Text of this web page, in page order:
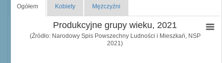
Ogółem Kobiety Mężczyźni
Produkcyjne grupy wieku, 2021
(Źródło: Narodowy Spis Powszechny Ludności i Mieszkań, NSP
2021)